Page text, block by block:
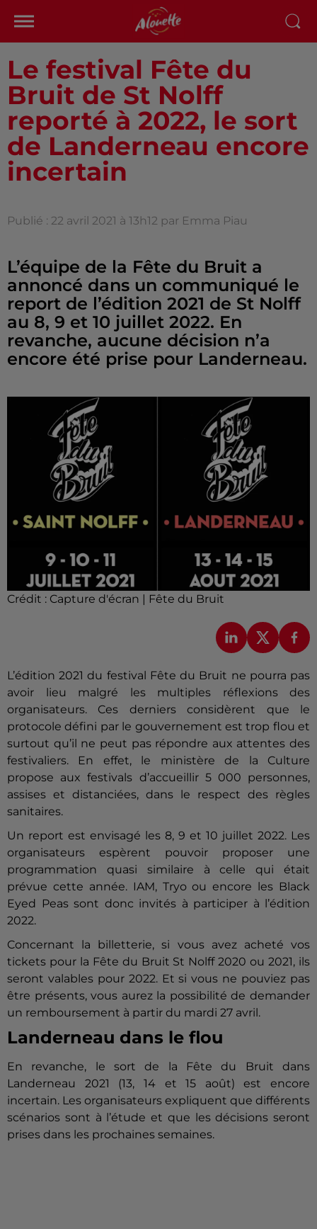
Le festival Fête du
Bruit de St Nolff
reporté à 2022, le sort
de Landerneau encore
incertain
Publié : 22 avril 2021 à 13h12 par Emma Piau
L’équipe de la Fête du Bruit a
annoncé dans un communiqué le
report de l’édition 2021 de St Nolff
au 8, 9 et 10 juillet 2022. En
revanche, aucune décision n’a
encore été prise pour Landerneau.
Crédit : Capture d'écran | Fête du Bruit
L’édition 2021 du festival Fête du Bruit ne pourra pas
avoir lieu malgré les multiples réflexions des
organisateurs. Ces derniers considèrent que le
protocole défini par le gouvernement est trop flou et
surtout qu’il ne peut pas répondre aux attentes des
festivaliers. En effet, le ministère de la Culture
propose aux festivals d’accueillir 5 000 personnes,
assises et distanciées, dans le respect des règles
sanitaires.
Un report est envisagé les 8, 9 et 10 juillet 2022. Les
organisateurs espèrent pouvoir proposer une
programmation quasi similaire à celle qui était
prévue cette année. IAM, Tryo ou encore les Black
Eyed Peas sont donc invités à participer à l’édition
2022.
Concernant la billetterie, si vous avez acheté vos
tickets pour la Fête du Bruit St Nolff 2020 ou 2021, ils
seront valables pour 2022. Et si vous ne pouviez pas
être présents, vous aurez la possibilité de demander
un remboursement à partir du mardi 27 avril.
Landerneau dans le flou
En revanche, le sort de la Fête du Bruit dans
Landerneau 2021 (13, 14 et 15 août) est encore
incertain. Les organisateurs expliquent que différents
scénarios sont à l’étude et que les décisions seront
prises dans les prochaines semaines.